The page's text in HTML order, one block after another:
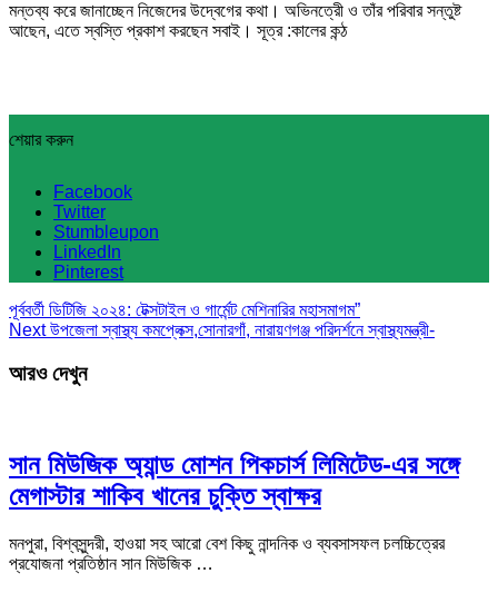
মন্তব্য করে জানাচ্ছেন নিজেদের উদ্বেগের কথা। অভিনত্রেী ও তাঁর পরিবার সন্তুষ্ট
আছেন, এতে স্বস্তি প্রকাশ করছেন সবাই। সূত্র :কালের কন্ঠ
শেয়ার করুন
Facebook
Twitter
Stumbleupon
LinkedIn
Pinterest
পূর্ববর্তী ডিটিজি ২০২৪: টেক্সটাইল ও গার্মেন্ট মেশিনারির মহাসমাগম”
Nextউপজেলা স্বাস্থ্য কমপ্লেক্স,সোনারগাঁ, নারায়ণগঞ্জ পরিদর্শনে স্বাস্থ্যমন্ত্রী-
আরও দেখুন
সান মিউজিক অ্যান্ড মোশন পিকচার্স লিমিটেড-এর সঙ্গে
মেগাস্টার শাকিব খানের চুক্তি স্বাক্ষর
মনপুরা, বিশ্বসুন্দরী, হাওয়া সহ আরো বেশ কিছু নান্দনিক ও ব্যবসাসফল চলচ্চিত্রের
প্রযোজনা প্রতিষ্ঠান সান মিউজিক …